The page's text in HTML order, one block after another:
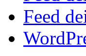
Feed